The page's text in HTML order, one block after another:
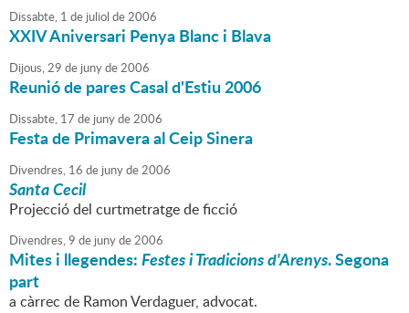
Dissabte, 1 de juliol de2006
XXIV Aniversari Penya Blanc i Blava
Dijous,29 de junyde2006
Reunió de pares Casal d'Estiu 2006
Dissabte, 17 de junyde2006
Festa de Primavera al Ceip Sinera
Divendres, 16 de junyde2006
Santa Cecil
Projecció del curtmetratge de ficció
Divendres,9 de junyde2006
Mites i llegendes:Festes i Tradicions d'Arenys. Segona
part
a càrrec de Ramon Verdaguer, advocat.